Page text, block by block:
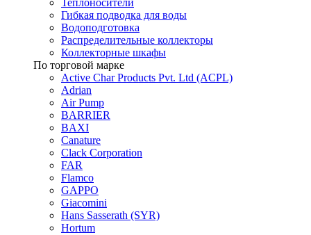
Теплоносители
Гибкая подводка для воды
Водоподготовка
Распределительные коллекторы
Коллекторные шкафы
По торговой марке
Active Char Products Pvt. Ltd (ACPL)
Adrian
Air Pump
BARRIER
BAXI
Canature
Clack Corporation
FAR
Flamco
GAPPO
Giacomini
Hans Sasserath (SYR)
Hortum